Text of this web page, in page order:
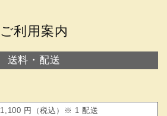
ご利用案内
送料・配送
1,100 円（税込）※ 1 配送